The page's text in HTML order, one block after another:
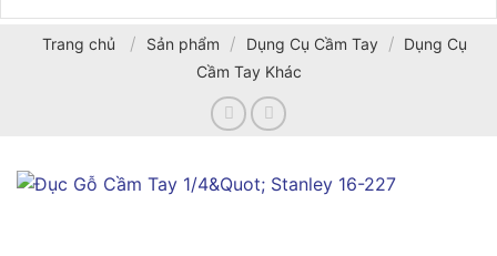
Trang chủ / Sản phẩm / Dụng Cụ Cầm Tay / Dụng Cụ
Cầm Tay Khác